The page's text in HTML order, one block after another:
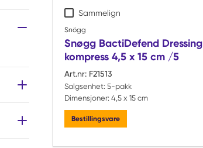
Sammelign
Snögg
Snøgg BactiDefend Dressing
kompress 4,5 x 15 cm /5
Art.nr: F21513
Salgsenhet: 5-pakk
Dimensjoner: 4,5 x 15 cm
Bestillingsvare